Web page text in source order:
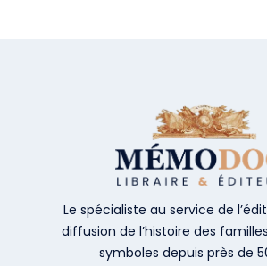
Le spécialiste au service de
diffusion de l’histoire des
symboles depuis près de